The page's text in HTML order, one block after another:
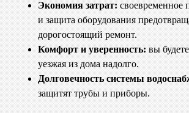
Экономия затрат: своевременное
и защита оборудования
дорогостоящий ремонт.
Комфорт и уверенность: вы
уезжая из дома надолго.
Долговечность системы
защитят трубы и приборы.